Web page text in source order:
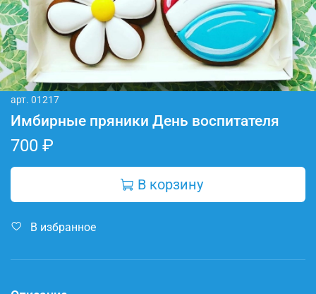
арт. 01217
Имбирные пряники День воспитателя
700 ₽
В корзину
В избранное